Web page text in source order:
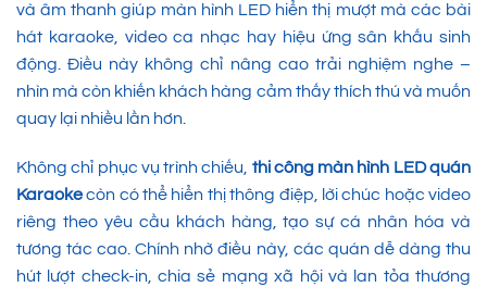
và âm thanh giúp màn hình LED hiển thị mượt mà các bài
hát karaoke, video ca nhạc hay hiệu ứng sân khấu sinh
động. Điều này không chỉ nâng cao trải nghiệm nghe –
nhìn mà còn khiến khách hàng cảm thấy thích thú và muốn
quay lại nhiều lần hơn.
Không chỉ phục vụ trình chiếu, thi công màn hình LED quán
Karaokecòn có thể hiển thị thông điệp, lời chúc hoặc video
riêng theo yêu cầu khách hàng, tạo sự cá nhân hóa và
tương tác cao. Chính nhờ điều này, các quán dễ dàng thu
hút lượt check-in, chia sẻ mạng xã hội và lan tỏa thương